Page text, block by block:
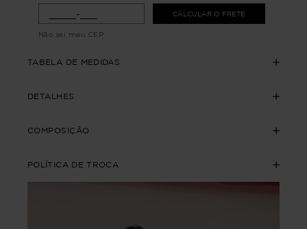
CALCULAR O FRETE
Não sei meu CEP
TABELA DE MEDIDAS
DETALHES
COMPOSIÇÃO
POLÍTICA DE TROCA